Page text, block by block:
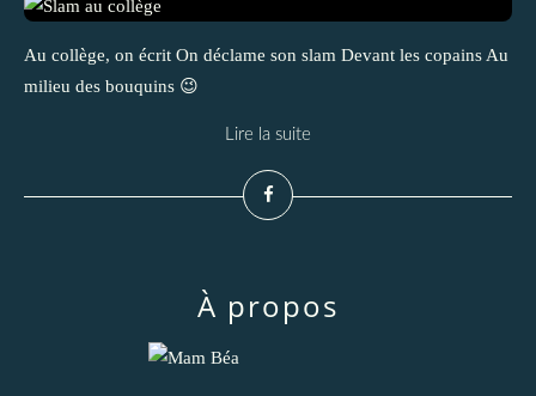
Au collège, on écrit On déclame son slam Devant les copains Au
milieu des bouquins 😉
Lire la suite
À propos